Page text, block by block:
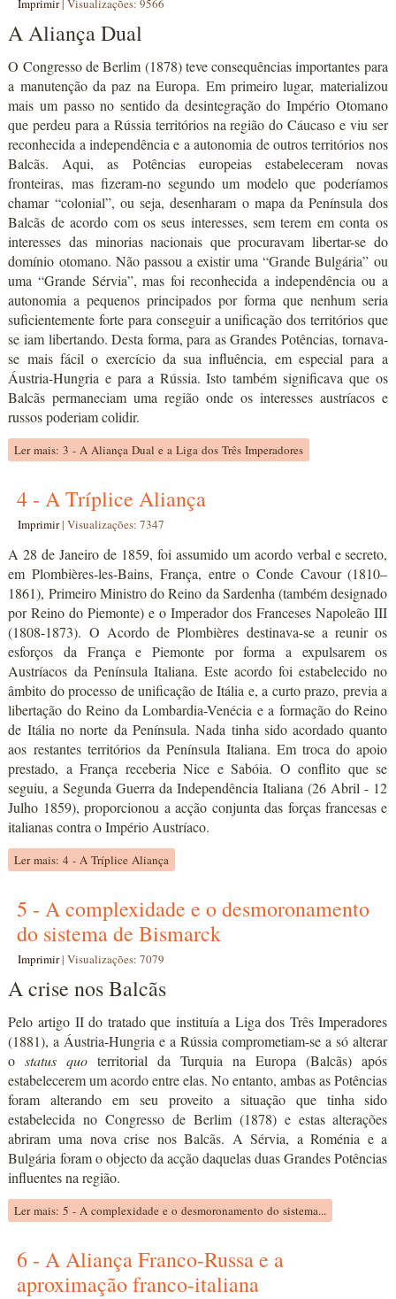
Imprimir |Visualizações: 9566
A Aliança Dual
O Congresso de Berlim (1878) teve consequências importantes para
a manutenção da paz na Europa. Em primeiro lugar, materializou
mais um passo no sentido da desintegração do Império Otomano
que perdeu para a Rússia territórios na região do Cáucaso e viu ser
reconhecida a independência e a autonomia de outros territórios nos
Balcãs. Aqui, as Potências europeias estabeleceram novas
fronteiras, mas fizeram-no segundo um modelo que poderíamos
chamar “colonial”, ou seja, desenharam o mapa da Península dos
Balcãs de acordo com os seus interesses, sem terem em conta os
interesses das minorias nacionais que procuravam libertar-se do
domínio otomano. Não passou a existir uma “Grande Bulgária” ou
uma “Grande Sérvia”, mas foi reconhecida a independência ou a
autonomia a pequenos principados por forma que nenhum seria
suficientemente forte para conseguir a unificação dos territórios que
se iam libertando. Desta forma, para as Grandes Potências, tornava-
se mais fácil o exercício da sua influência, em especial para a
Áustria-Hungria e para a Rússia. Isto também significava que os
Balcãs permaneciam uma região onde os interesses austríacos e
russos poderiam colidir.
Ler mais: 3 - A Aliança Dual e a Liga dos Três Imperadores
4 - A Tríplice Aliança
Imprimir|Visualizações: 7347
A 28 de Janeiro de 1859, foi assumido um acordo verbal e secreto,
em Plombières-les-Bains, França, entre o Conde Cavour (1810–
1861), Primeiro Ministro do Reino da Sardenha (também designado
por Reino do Piemonte) e o Imperador dos Franceses Napoleão III
(1808-1873). O Acordo de Plombières destinava-se a reunir os
esforços da França e Piemonte por forma a expulsarem os
Austríacos da Península Italiana. Este acordo foi estabelecido no
âmbito do processo de unificação de Itália e, a curto prazo, previa a
libertação do Reino da Lombardia-Venécia e a formação do Reino
de Itália no norte da Península. Nada tinha sido acordado quanto
aos restantes territórios da Península Italiana. Em troca do apoio
prestado, a França receberia Nice e Sabóia. O conflito que se
seguiu, a Segunda Guerra da Independência Italiana (26 Abril - 12
Julho 1859), proporcionou a acção conjunta das forças francesas e
italianas contra o Império Austríaco.
Ler mais: 4 - A Tríplice Aliança
5 - A complexidade e o desmoronamento
do sistema de Bismarck
Imprimir|Visualizações: 7079
A crise nos Balcãs
Pelo artigo II do tratado que instituía a Liga dos Três Imperadores
(1881), a Áustria-Hungria e a Rússia comprometiam-se a só alterar
ostatus quo territorial da Turquia na Europa (Balcãs) após
estabelecerem um acordo entre elas. No entanto, ambas as Potências
foram alterando em seu proveito a situação que tinha sido
estabelecida no Congresso de Berlim (1878) e estas alterações
abriram uma nova crise nos Balcãs. A Sérvia, a Roménia e a
Bulgária foram o objecto da acção daquelas duas Grandes Potências
influentes na região.
Ler mais: 5 - A complexidade e o desmoronamento do sistema...
6 - A Aliança Franco-Russa e a
aproximação franco-italiana